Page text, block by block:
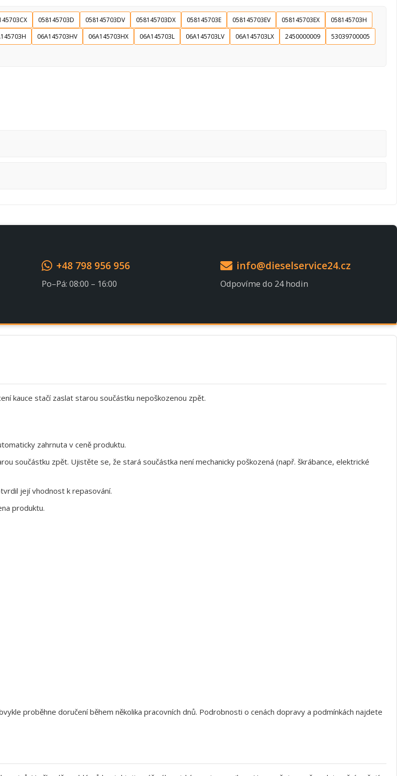
058145703D 058145703DV 058145703DX 058145703E 058145703EV 058145703EX
058145703H
06A145703HV 06A145703HX 06A145703L 06A145703LV 06A145703LX 2450000009
53039700005
+48 798 956 956
Po–Pá: 08:00 – 16:00
info@dieselservice24.cz
Odpovíme do 24 hodin
kauce stačí zaslat starou součástku nepoškozenou zpět.
zahrnuta v ceně produktu.
součástku zpět. Ujistěte se, že stará součástka není mechanicky poškozená (např. škrábance, elektrické
její vhodnost k repasování.
produktu.
proběhne doručení během několika pracovních dnů. Podrobnosti o cenách dopravy a podmínkách najdete